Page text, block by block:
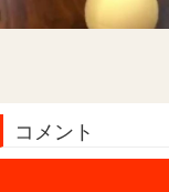
コメント